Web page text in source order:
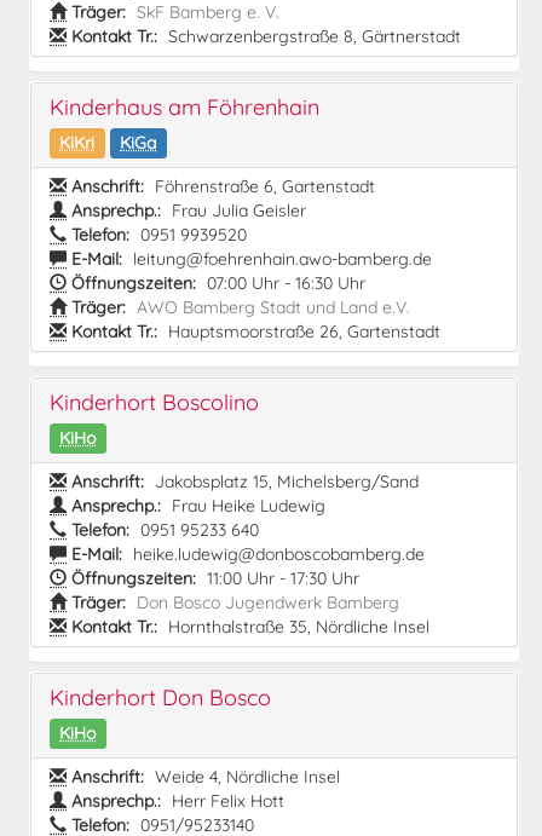
Träger: SkF Bamberg e. V.
Kontakt Tr.: Schwarzenbergstraße 8, Gärtnerstadt
Kinderhaus am Föhrenhain
KiKri
KiGa
Anschrift: Föhrenstraße 6, Gartenstadt
Ansprechp.: Frau Julia Geisler
Telefon: 0951 9939520
E-Mail: leitung@foehrenhain.awo-bamberg.de
Öffnungszeiten: 07:00 Uhr - 16:30 Uhr
Träger: AWO Bamberg Stadt und Land e.V.
Kontakt Tr.: Hauptsmoorstraße 26, Gartenstadt
Kinderhort Boscolino
KiHo
Anschrift: Jakobsplatz 15, Michelsberg/Sand
Ansprechp.: Frau Heike Ludewig
Telefon: 0951 95233 640
E-Mail: heike.ludewig@donboscobamberg.de
Öffnungszeiten: 11:00 Uhr - 17:30 Uhr
Träger: Don Bosco Jugendwerk Bamberg
Kontakt Tr.: Hornthalstraße 35, Nördliche Insel
Kinderhort Don Bosco
KiHo
Anschrift: Weide 4, Nördliche Insel
Ansprechp.: Herr Felix Hott
Telefon: 0951/95233140